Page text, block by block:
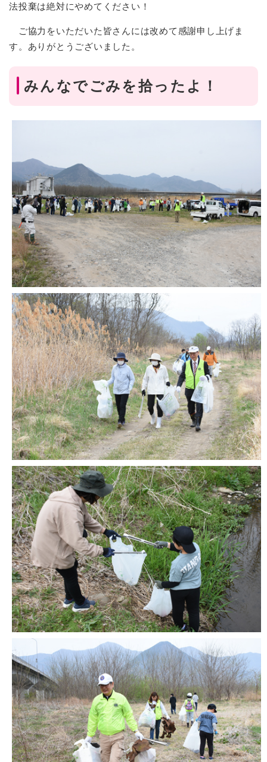
法投棄は絶対にやめてください！
ご協力をいただいた皆さんには改めて感謝申し上げま
す。ありがとうございました。
みんなでごみを拾ったよ！